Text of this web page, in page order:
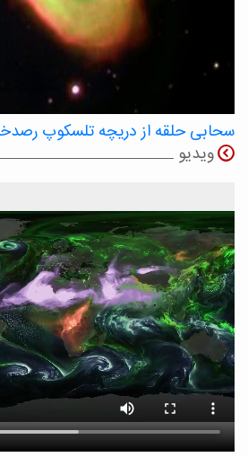
سحابی حلقه از دریچه تلسکوپ
ویدیو